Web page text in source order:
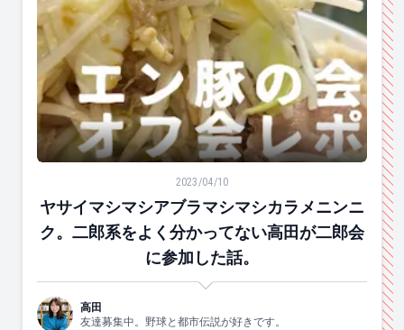
ヤサイマシマシアブラマシマシカラメニンニク。二郎
2023/04/10
ヤサイマシマシアブラマシマシカラメニンニ
ク。二郎系をよく分かってない高田が二郎会
に参加した話。
高田
友達募集中。野球と都市伝説が好きです。